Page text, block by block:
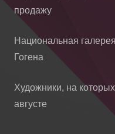
продажу
Национальная
Гогена
Художники, на
августе